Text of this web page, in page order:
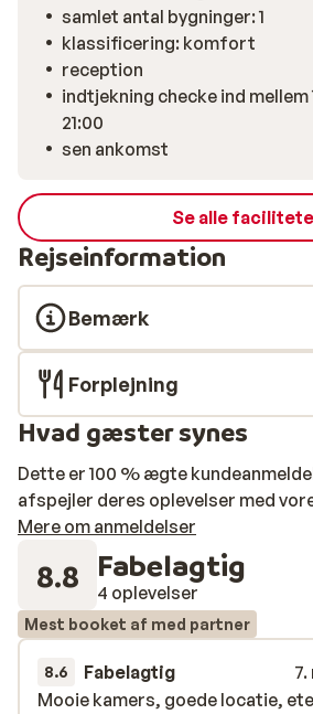
samlet antal bygninger: 1
klassificering: komfort
reception
indtjekning checke ind mellem
21:00
sen ankomst
Se alle
Rejseinformation
Bemærk
Forplejning
Hvad gæster synes
Dette er 100 % ægte
afspejler deres oplevelser med
Mere om anmeldelser
8.8 Fabelagtig
4 oplevelser
Mest booket af med partner
8.6 Fabelagtig
Mooie kamers, goede locatie,
Mooie kamers, goede locatie,